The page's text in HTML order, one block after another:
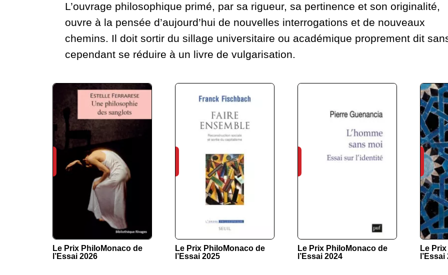
L’ouvrage philosophique primé, par sa rigueur, sa pertinence et son originalité,
ouvre à la pensée d’aujourd’hui de nouvelles interrogations et de nouveaux
chemins. Il doit sortir du sillage universitaire ou académique proprement dit
cependant se réduire à un livre de vulgarisation.
Le Prix PhiloMonaco de
l’Essai 2026
Le Prix PhiloMonaco de
l’Essai 2025
Le Prix PhiloMonaco de
l’Essai 2024
Le